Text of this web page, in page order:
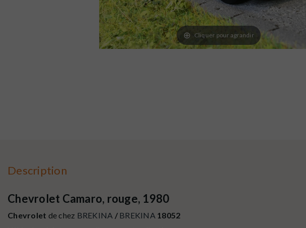
Cliquer pour agrandir
Description
Chevrolet Camaro, rouge, 1980
Chevrolet de chez BREKINA / BREKINA 18052